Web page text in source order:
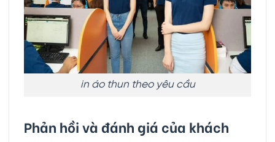
in áo thun theo yêu cầu
Phản hồi và đánh giá của khách